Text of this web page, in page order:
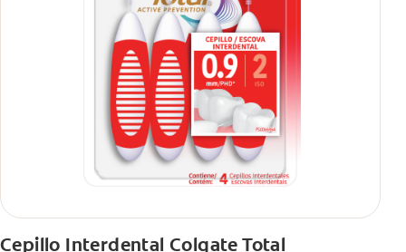
Cepillo Interdental Colgate Total